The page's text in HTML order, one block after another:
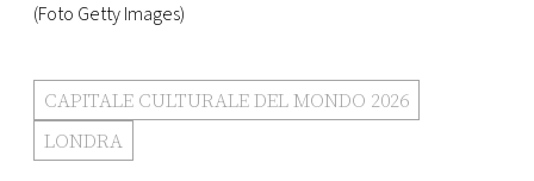
(Foto Getty Images)
CAPITALE CULTURALE DEL MONDO 2026
LONDRA